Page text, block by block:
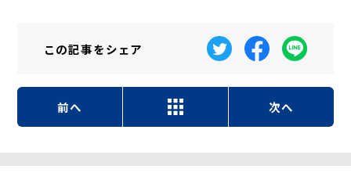
この記事をシェア
前へ 次へ